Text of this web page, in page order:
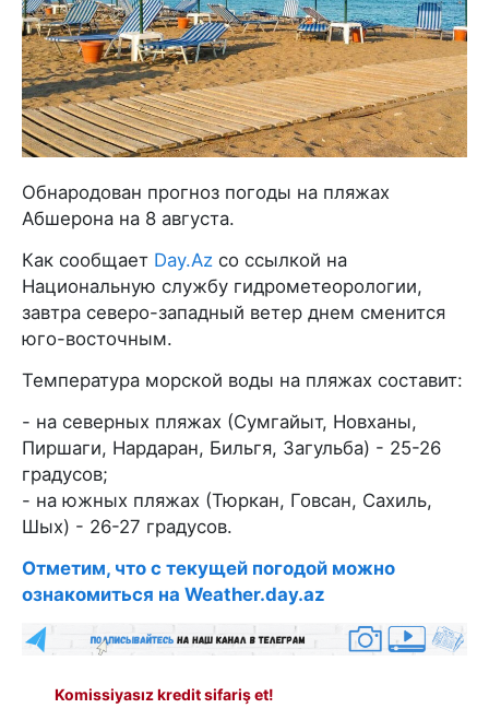
Обнародован прогноз погоды на пляжах
Абшерона на 8 августа.
Как сообщает Day.Az со ссылкой на
Национальную службу гидрометеорологии,
завтра северо-западный ветер днем сменится
юго-восточным.
Температура морской воды на пляжах составит:
- на северных пляжах (Сумгайыт, Новханы,
Пиршаги, Нардаран, Бильгя, Загульба) - 25-26
градусов;
- на южных пляжах (Тюркан, Говсан, Сахиль,
Шых) - 26-27 градусов.
Отметим, что с текущей погодой можно
ознакомиться на Weather.day.az
Komissiyasız kredit sifariş et!